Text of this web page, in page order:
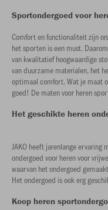
Sportondergoed voor
Comfort en functionaliteit zijn
het sporten is een must.
van kwalitatief hoogwaardige
van duurzame materialen, het
optimaal comfort. Wat je maat
goed! De maten voor heren
Het geschikte heren
JAKO heeft jarenlange
ondergoed voor heren voor
waarvan het ondergoed
Het ondergoed is ook erg
Koop heren